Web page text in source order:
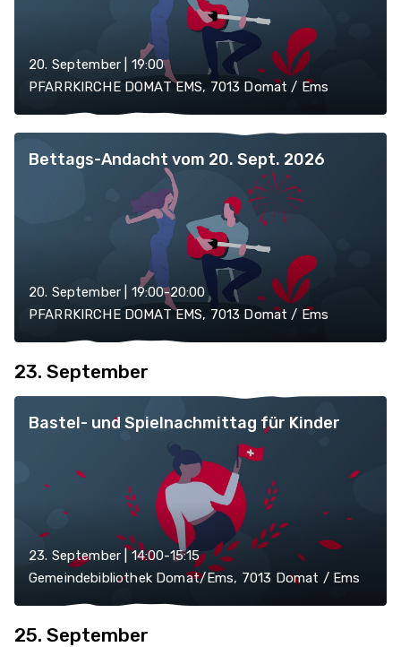
20. September | 19:00
PFARRKIRCHE DOMAT EMS, 7013 Domat / Ems
Bettags-Andacht vom 20. Sept. 2026
20. September | 19:00-20:00
PFARRKIRCHE DOMAT EMS, 7013 Domat / Ems
23. September
Bastel- und Spielnachmittag für Kinder
23. September | 14:00-15:15
Gemeindebibliothek Domat/Ems, 7013 Domat / Ems
25. September